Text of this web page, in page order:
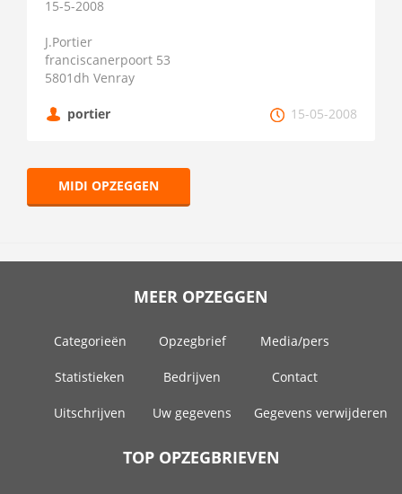
15-5-2008
J.Portier
franciscanerpoort 53
5801dh Venray
portier 15-05-2008
MIDI OPZEGGEN
MEER OPZEGGEN
Categorieën Opzegbrief Media/pers
Statistieken Bedrijven Contact
Uitschrijven Uw gegevens Gegevens verwijderen
TOP OPZEGBRIEVEN